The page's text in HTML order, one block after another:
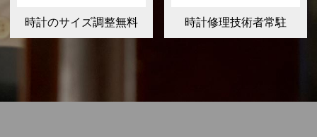
時計のサイズ調整無料 時計修理技術者常駐